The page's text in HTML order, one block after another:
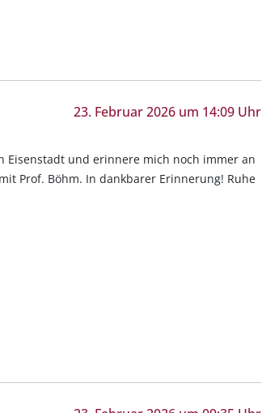
23. Februar 2026 um 14:09 Uhr
Eisenstadt und erinnere mich noch immer an
Prof. Böhm. In dankbarer Erinnerung! Ruhe